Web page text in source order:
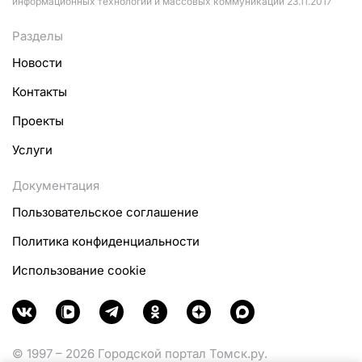
Разделы
Новости
Контакты
Проекты
Услуги
Документация
Пользовательское соглашение
Политика конфиденциальности
Использование cookie
© 1997 – 2026 Городской портал Томск.ру.